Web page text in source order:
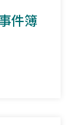
件簿